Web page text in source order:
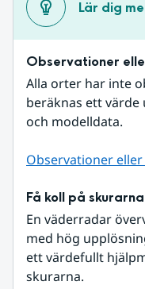
Lär dig
Observationer
Alla orter har inte
beräknas ett
och modelldata.
Observationer
Få koll på skurarna
En väderradar
med hög
ett värdefullt
skurarna.